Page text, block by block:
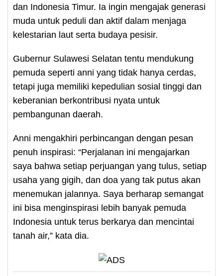
dan Indonesia Timur. Ia ingin mengajak generasi
muda untuk peduli dan aktif dalam menjaga
kelestarian laut serta budaya pesisir.
Gubernur Sulawesi Selatan tentu mendukung
pemuda seperti anni yang tidak hanya cerdas,
tetapi juga memiliki kepedulian sosial tinggi dan
keberanian berkontribusi nyata untuk
pembangunan daerah.
Anni mengakhiri perbincangan dengan pesan
penuh inspirasi: “Perjalanan ini mengajarkan
saya bahwa setiap perjuangan yang tulus, setiap
usaha yang gigih, dan doa yang tak putus akan
menemukan jalannya. Saya berharap semangat
ini bisa menginspirasi lebih banyak pemuda
Indonesia untuk terus berkarya dan mencintai
tanah air,” kata dia.